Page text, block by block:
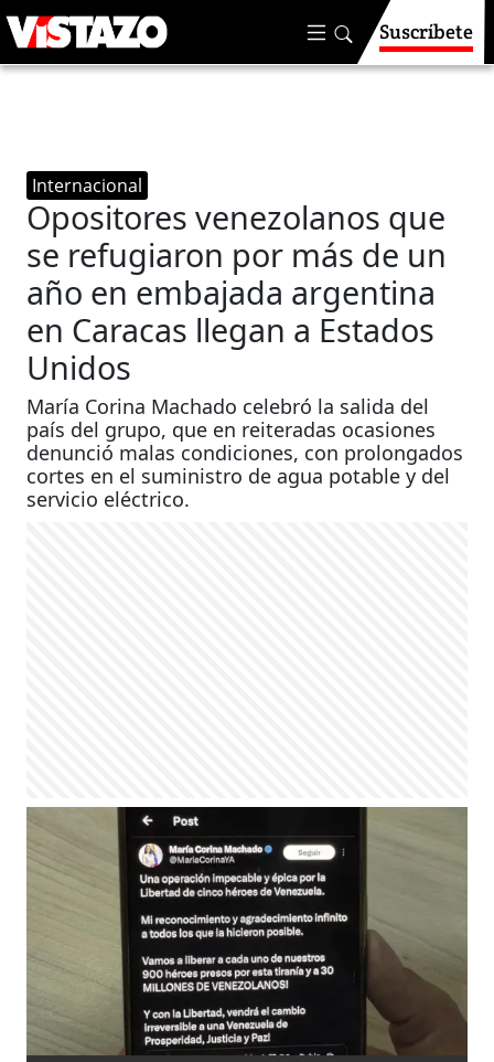
Suscríbete
Internacional
Opositores venezolanos que
se refugiaron por más de un
año en embajada argentina
en Caracas llegan a Estados
Unidos
María Corina Machado celebró la salida del
país del grupo, que en reiteradas ocasiones
denunció malas condiciones, con prolongados
cortes en el suministro de agua potable y del
servicio eléctrico.